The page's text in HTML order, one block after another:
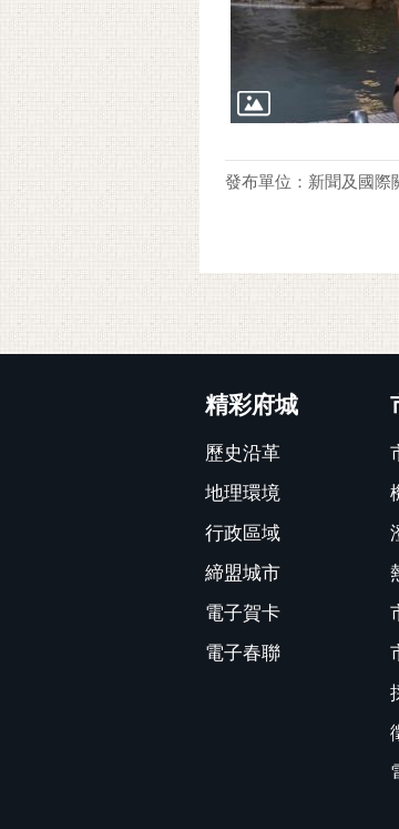
發布單位：新聞及國際
精彩府城
歷史沿革
地理環境
行政區域
締盟城市
電子賀卡
電子春聯